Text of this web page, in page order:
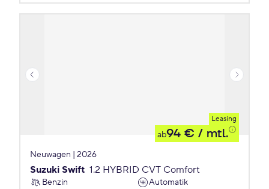
Leasing
ab94 € / mtl.
Neuwagen | 2026
Suzuki Swift 1.2 HYBRID CVT Comfort
Benzin
Automatik